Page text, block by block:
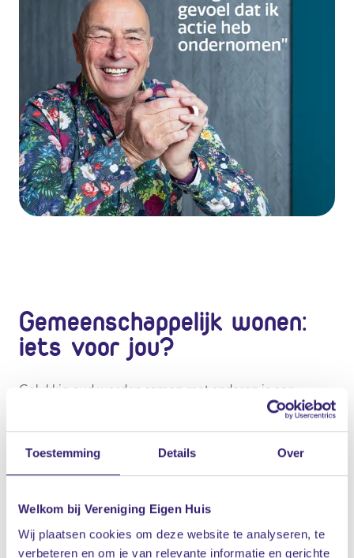
Toestemming Details Over
Welkom bij Vereniging Eigen Huis
Wij plaatsen cookies om deze website te analyseren, te
verbeteren en om je van relevante informatie en gerichte
Gemeenschappelijk wonen:
iets voor jou?
Gelukkig oud worden samen met anderen is een
belangrijk doel voor veel mensen. Dat kan bijvoorbeeld
deze door 50-plussers zelf opgericht, in samenwerking
Er ontstaan ook steeds meer groepen via
koopconstructies. Het past in deze tijd van